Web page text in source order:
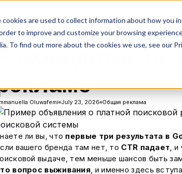
are used to collect information about how you
to improve and customize your browsing
To find out more about the cookies we use, see our
Решения Платформа
по
Oluwafemi July 23, 2026 Общая реклама
ли вы, что первые три результата в
вашего бренда там нет, то CTR падает, и
выдаче, тем меньше шансов быть
вопрос выживания, и именно здесь